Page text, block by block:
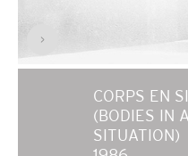
CORPS EN
(BODIES IN
SITUATION)
>